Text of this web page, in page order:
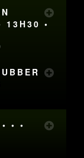
13H30 •
• •